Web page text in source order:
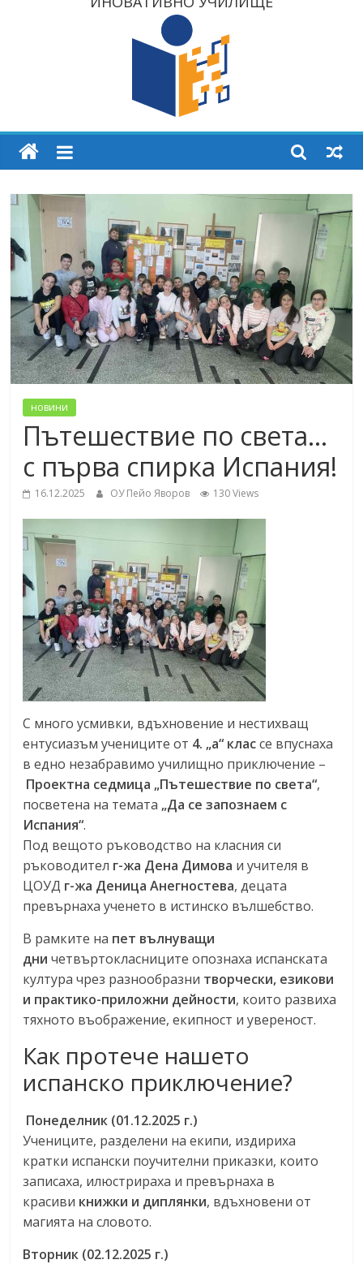
новини
Пътешествие по света…
с първа спирка Испания!
16.12.2025 ОУ Пейо Яворов 130 Views
С много усмивки, вдъхновение и нестихващ
ентусиазъм учениците от 4. „а“ классе впуснаха
в едно незабравимо училищно приключение –
Проектна седмица „Пътешествие по света“,
посветена на темата „Да се запознаем с
Испания“.
Под вещото ръководство на класния си
ръководител г-жа Дена Димова и учителя в
ЦОУД г-жа Деница Анегностева, децата
превърнаха ученето в истинско вълшебство.
В рамките на пет вълнуващи
дни четвъртокласниците опознаха испанската
култура чрез разнообразни творчески, езикови
и практико-приложни дейности, които развиха
тяхното въображение, екипност и увереност.
Как протече нашето
испанско приключение?
Понеделник (01.12.2025 г.)
Учениците, разделени на екипи, издириха
кратки испански поучителни приказки, които
записаха, илюстрираха и превърнаха в
красиви книжки и диплянки, вдъхновени от
магията на словото.
Вторник (02.12.2025 г.)